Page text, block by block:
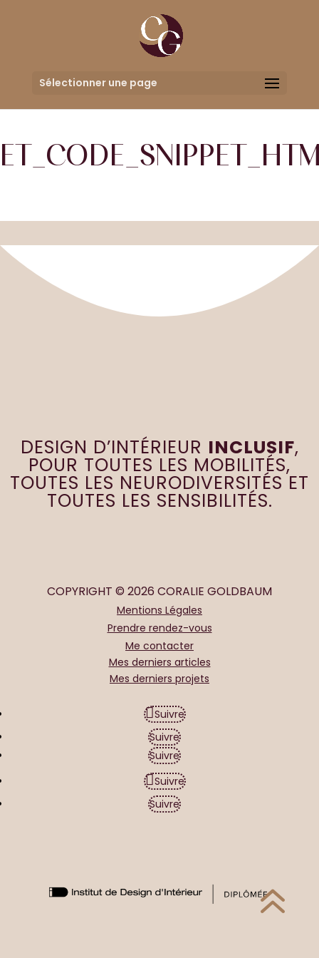
Sélectionner une page
DESIGN D’INTÉRIEUR INCLUSIF,
POUR TOUTES LES MOBILITÉS,
TOUTES LES NEURODIVERSITÉS ET
TOUTES LES SENSIBILITÉS.
COPYRIGHT © 2026 CORALIE GOLDBAUM
Mentions Légales
6
Prendre rendez-vous
Me contacter
Mes derniers articles
Mes derniers projets
Suivre
Suivre
Suivre
Suivre
Suivre